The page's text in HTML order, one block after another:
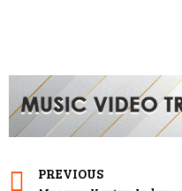
PREVIOUS